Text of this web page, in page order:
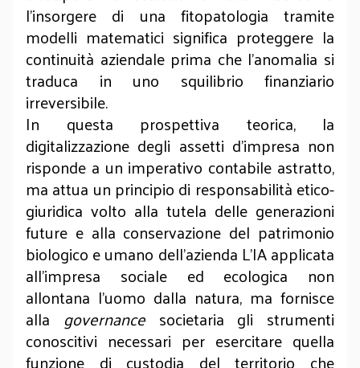
l'insorgere di una fitopatologia tramite
modelli matematici significa proteggere la
continuità aziendale prima che l'anomalia si
traduca in uno squilibrio finanziario
irreversibile.
In questa prospettiva teorica, la
digitalizzazione degli assetti d'impresa non
risponde a un imperativo contabile astratto,
ma attua un principio di responsabilità etico-
giuridica volto alla tutela delle generazioni
future e alla conservazione del patrimonio
biologico e umano dell'azienda L'IA applicata
all'impresa sociale ed ecologica non
allontana l'uomo dalla natura, ma fornisce
alla governancesocietaria gli strumenti
conoscitivi necessari per esercitare quella